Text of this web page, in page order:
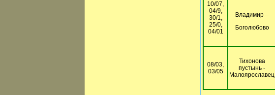
10/07,
04/9,
30/1,
25/0,
04/01
Владимир –
Боголюбово
08/03,
03/05
Тихонова
пустынь -
Малоярославец